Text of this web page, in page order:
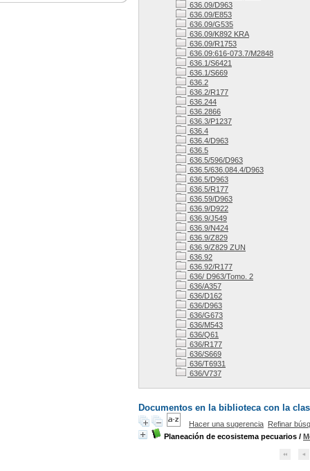
636.09/D963
636.09/E853
636.09/G535
636.09/K892 KRA
636.09/R1753
636.09:616-073.7/M2848
636.1/S6421
636.1/S669
636.2
636.2/R177
636.244
636.2866
636.3/P1237
636.4
636.4/D963
636.5
636.5/596/D963
636.5/636.084.4/D963
636.5/D963
636.5/R177
636.59/D963
636.9/D922
636.9/J549
636.9/N424
636.9/Z829
636.9/Z829 ZUN
636.92
636.92/R177
636/ D963/Tomo. 2
636/A357
636/D162
636/D963
636/G673
636/M543
636/Q61
636/R177
636/S669
636/T6931
636/V737
Documentos en la biblioteca con la
Hacer una sugerencia Refinar
Planeación de ecosistema pecuarios /